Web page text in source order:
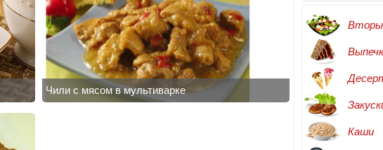
Чили с мясом в мультиварке
Каши